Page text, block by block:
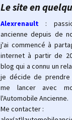
Le site en
Alexrenault
:
ancienne depuis de
j'ai commencé à
internet à partir de
blog qui a connu un
je décide de prendre
me lancer avec
l'Automobile Ancienne.
Me contacter :